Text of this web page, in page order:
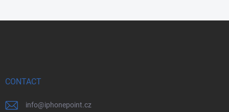
CONTACT
info@iphonepoint.cz